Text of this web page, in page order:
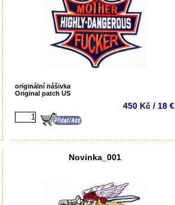
originální nášivka
Original patch US
450 Kč / 18 €
Novinka_001